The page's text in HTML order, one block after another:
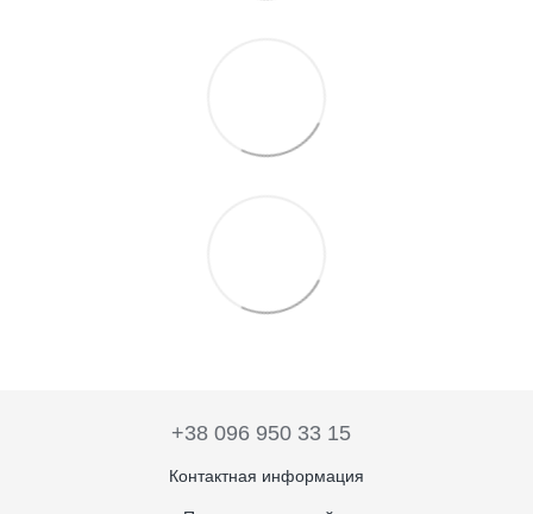
+38 096 950 33 15
Контактная информация